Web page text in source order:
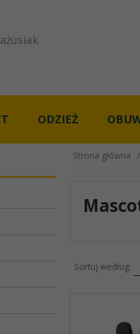
ODZIEŻ
Strona główna
Sortuj według: